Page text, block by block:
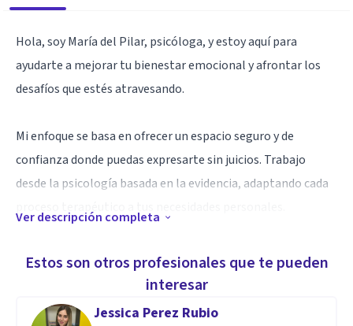
Hola, soy María del Pilar, psicóloga, y estoy aquí para
ayudarte a mejorar tu bienestar emocional y afrontar los
desafíos que estés atravesando.
Mi enfoque se basa en ofrecer un espacio seguro y de
confianza donde puedas expresarte sin juicios. Trabajo
desde la psicología basada en la evidencia, adaptando cada
Puedo ayudarte a gestionar la ansiedad, mejorar tu
autoestima, afrontar cambios vitales o trabajar en tus
relaciones personales y familiares. Si sientes que es el
Ver descripción completa
Estos son otros profesionales que te pueden
interesar
Jessica Perez Rubio